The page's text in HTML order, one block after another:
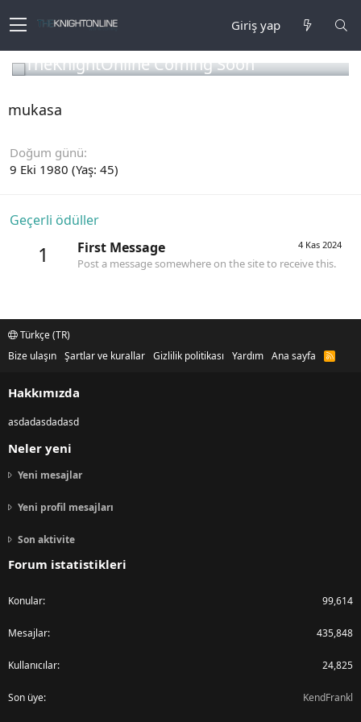
Giriş yap
TheKnightOnline Coming Soon
mukasa
Doğum günü
9 Eki 1980 (Yaş: 45)
Geçerli ödüller
1 4 Kas 2024
First Message
Post a message somewhere on the site to receive this.
Türkçe (TR)
Bize ulaşın Şartlar ve kurallar Gizlilik politikası Yardım Ana sayfa
R
Hakkımızda
asdadasdadasd
Neler yeni
Yeni mesajlar
Yeni profil mesajları
Son aktivite
Forum istatistikleri
Konular 99,614
Mesajlar 435,848
Kullanıcılar 24,825
Son üye KendFrankl